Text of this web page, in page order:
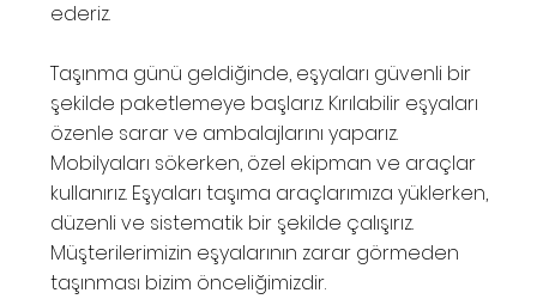
ederiz.
Taşınma günü geldiğinde, eşyaları güvenli bir
şekilde paketlemeye başlarız. Kırılabilir eşyaları
özenle sarar ve ambalajlarını yaparız.
Mobilyaları sökerken, özel ekipman ve araçlar
kullanırız. Eşyaları taşıma araçlarımıza yüklerken,
düzenli ve sistematik bir şekilde çalışırız.
Müşterilerimizin eşyalarının zarar görmeden
taşınması bizim önceliğimizdir.